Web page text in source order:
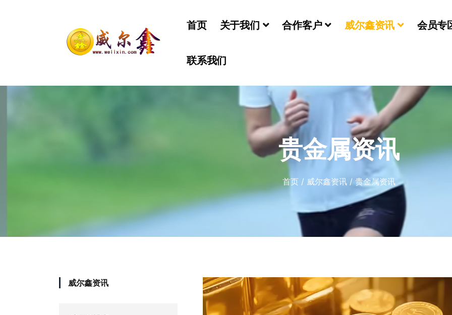
首页 关于我们 合作客户 威尔鑫资讯 会员专
联系我们
贵金属资讯
首页 / 威尔鑫资讯 / 贵金属资讯
威尔鑫资讯